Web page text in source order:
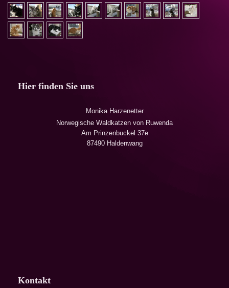
Hier finden Sie uns
Monika Harzenetter
Norwegische Waldkatzen von Ruwenda
Am Prinzenbuckel 37e
87490 Haldenwang
Kontakt